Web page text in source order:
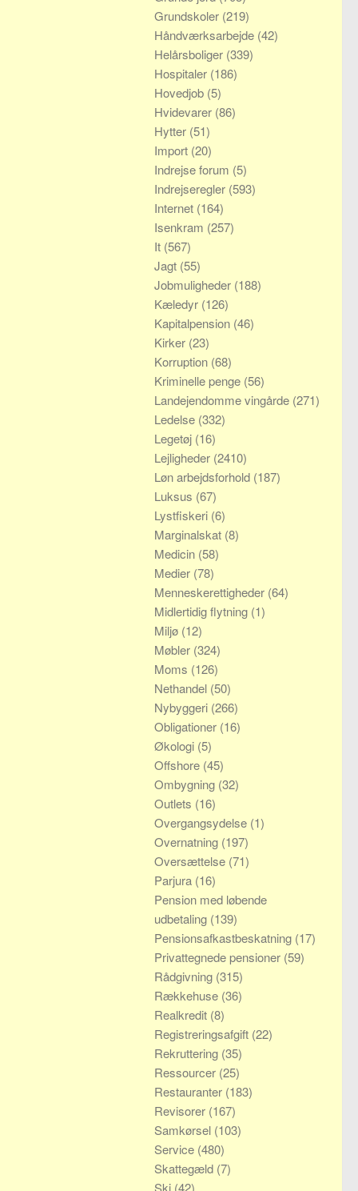
Grundskoler (219)
Håndværksarbejde (42)
Helårsboliger (339)
Hospitaler (186)
Hovedjob (5)
Hvidevarer (86)
Hytter (51)
Import (20)
Indrejse forum (5)
Indrejseregler (593)
Internet (164)
Isenkram (257)
It (567)
Jagt (55)
Jobmuligheder (188)
Kæledyr (126)
Kapitalpension (46)
Kirker (23)
Korruption (68)
Kriminelle penge (56)
Landejendomme vingårde (271)
Ledelse (332)
Legetøj (16)
Lejligheder (2410)
Løn arbejdsforhold (187)
Luksus (67)
Lystfiskeri (6)
Marginalskat (8)
Medicin (58)
Medier (78)
Menneskerettigheder (64)
Midlertidig flytning (1)
Miljø (12)
Møbler (324)
Moms (126)
Nethandel (50)
Nybyggeri (266)
Obligationer (16)
Økologi (5)
Offshore (45)
Ombygning (32)
Outlets (16)
Overgangsydelse (1)
Overnatning (197)
Oversættelse (71)
Parjura (16)
Pension med løbende
udbetaling (139)
Pensionsafkastbeskatning (17)
Privattegnede pensioner (59)
Rådgivning (315)
Rækkehuse (36)
Realkredit (8)
Registreringsafgift (22)
Rekruttering (35)
Ressourcer (25)
Restauranter (183)
Revisorer (167)
Samkørsel (103)
Service (480)
Skattegæld (7)
Ski (42)